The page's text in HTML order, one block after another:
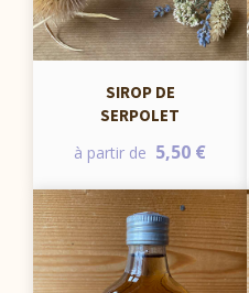
SIROP DE
SERPOLET
à partir de 5,50 €